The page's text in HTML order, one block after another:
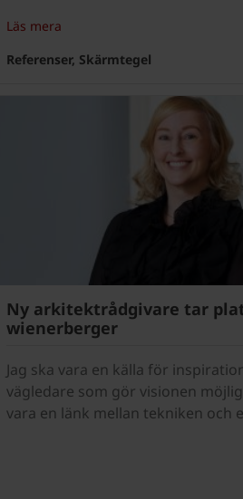
Läs mera
Referenser, Skärmtegel
Ny arkitektrådgivare tar
wienerberger
Jag ska vara en källa för
vägledare som gör visionen
vara en länk mellan tekniken och